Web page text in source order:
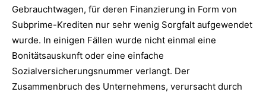
Gebrauchtwagen, für deren Finanzierung in Form von
Subprime-Krediten nur sehr wenig Sorgfalt aufgewendet
wurde. In einigen Fällen wurde nicht einmal eine
Bonitätsauskunft oder eine einfache
Sozialversicherungsnummer verlangt. Der
Zusammenbruch des Unternehmens, verursacht durch